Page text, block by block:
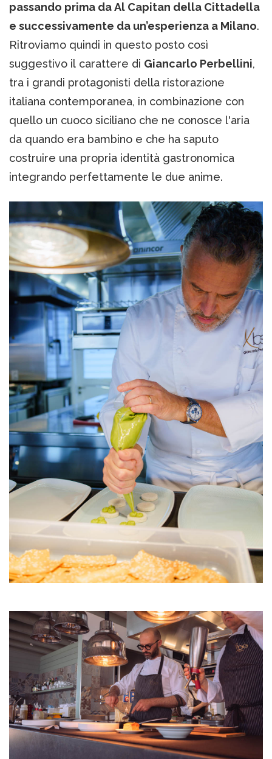
passando prima da Al Capitan della Cittadella
e successivamente da un’esperienza a Milano.
Ritroviamo quindi in questo posto così
suggestivo il carattere di Giancarlo Perbellini,
tra i grandi protagonisti della ristorazione
italiana contemporanea, in combinazione con
quello un cuoco siciliano che ne conosce l'aria
da quando era bambino e che ha saputo
costruire una propria identità gastronomica
integrando perfettamente le due anime.